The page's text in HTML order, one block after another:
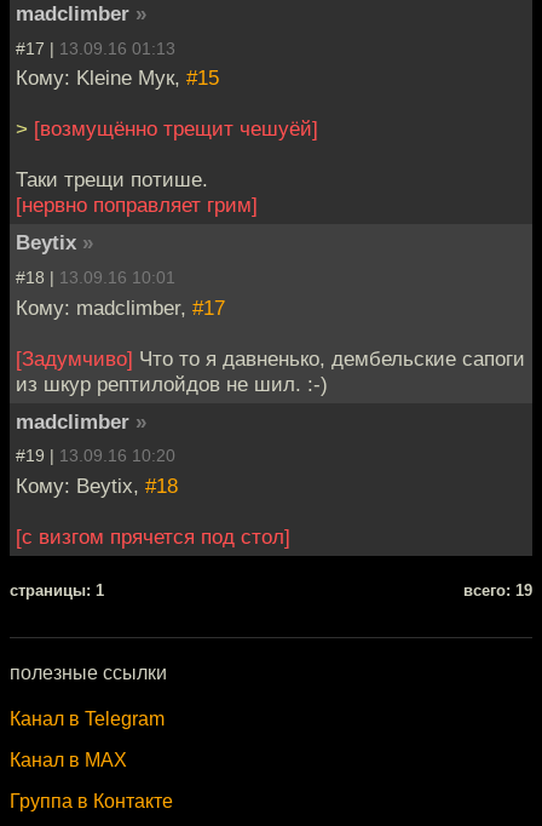
madclimber »
#17 | 13.09.16 01:13
Кому: Kleine Мук, #15
> [возмущённо трещит чешуёй]
Таки трещи потише.
[нервно поправляет грим]
Beytix »
#18 | 13.09.16 10:01
Кому: madclimber, #17
[Задумчиво] Что то я давненько, дембельские сапоги
из шкур рептилойдов не шил. :-)
madclimber »
#19 | 13.09.16 10:20
Кому: Beytix, #18
[с визгом прячется под стол]
cтраницы: 1 всего: 19
полезные ссылки
Канал в Telegram
Канал в MAX
Группа в Контакте